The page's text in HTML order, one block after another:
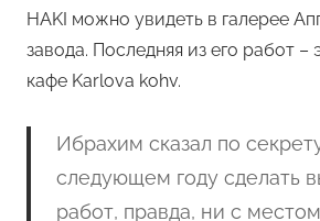
HAKI можно увидеть в галерее
завода. Последняя из его работ
кафе Karlova kohv.
Ибрахим сказал по
следующем году сделать
работ, правда, ни с